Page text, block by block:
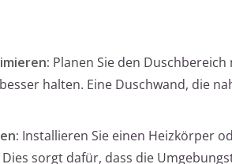
Planen Sie den
halten. Eine Duschwand, die
Installieren Sie einen Heizkörper
sorgt dafür, dass die